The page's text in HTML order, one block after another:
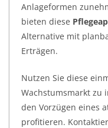
Anlageformen
bieten diese
Alternative mit
Erträgen.
Nutzen Sie diese
Wachstumsmarkt zu
den Vorzügen eines
profitieren.